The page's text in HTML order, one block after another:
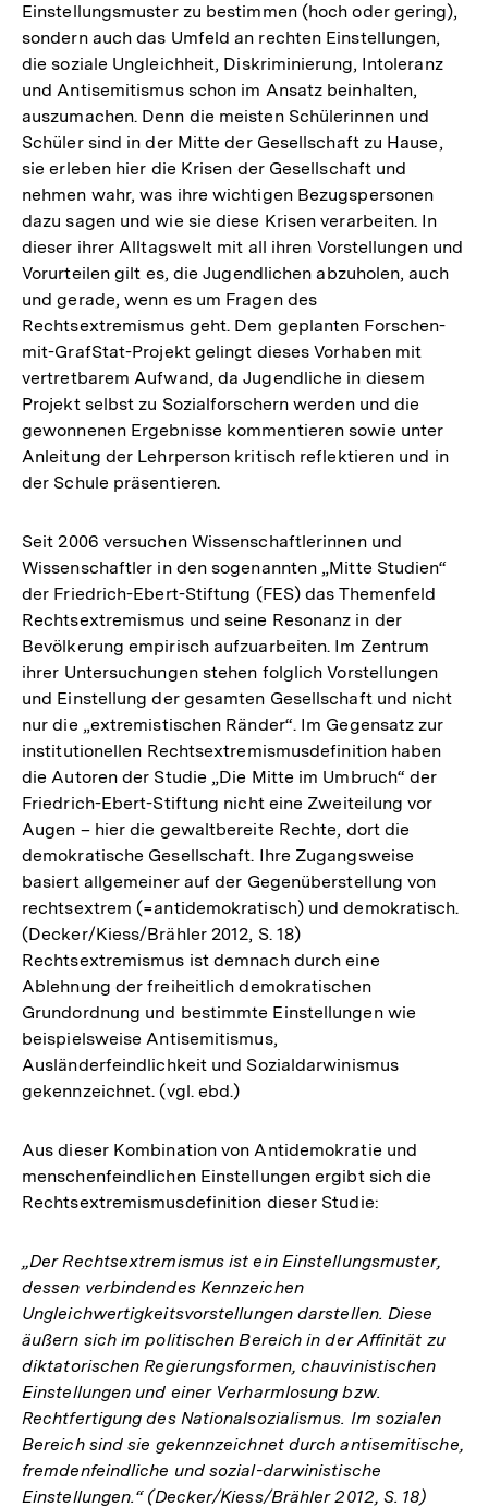
Einstellungsmuster zu bestimmen (hoch oder gering),
sondern auch das Umfeld an rechten Einstellungen,
die soziale Ungleichheit, Diskriminierung, Intoleranz
und Antisemitismus schon im Ansatz beinhalten,
auszumachen. Denn die meisten Schülerinnen und
Schüler sind in der Mitte der Gesellschaft zu Hause,
sie erleben hier die Krisen der Gesellschaft und
nehmen wahr, was ihre wichtigen Bezugspersonen
dazu sagen und wie sie diese Krisen verarbeiten. In
dieser ihrer Alltagswelt mit all ihren Vorstellungen und
Vorurteilen gilt es, die Jugendlichen abzuholen, auch
und gerade, wenn es um Fragen des
Rechtsextremismus geht. Dem geplanten Forschen-
mit-GrafStat-Projekt gelingt dieses Vorhaben mit
vertretbarem Aufwand, da Jugendliche in diesem
Projekt selbst zu Sozialforschern werden und die
gewonnenen Ergebnisse kommentieren sowie unter
Anleitung der Lehrperson kritisch reflektieren und in
der Schule präsentieren.
Seit 2006 versuchen Wissenschaftlerinnen und
Wissenschaftler in den sogenannten „Mitte Studien“
der Friedrich-Ebert-Stiftung (FES) das Themenfeld
Rechtsextremismus und seine Resonanz in der
Bevölkerung empirisch aufzuarbeiten. Im Zentrum
ihrer Untersuchungen stehen folglich Vorstellungen
und Einstellung der gesamten Gesellschaft und nicht
nur die „extremistischen Ränder“. Im Gegensatz zur
institutionellen Rechtsextremismusdefinition haben
die Autoren der Studie „Die Mitte im Umbruch“ der
Friedrich-Ebert-Stiftung nicht eine Zweiteilung vor
Augen – hier die gewaltbereite Rechte, dort die
demokratische Gesellschaft. Ihre Zugangsweise
basiert allgemeiner auf der Gegenüberstellung von
rechtsextrem (=antidemokratisch) und demokratisch.
(Decker/Kiess/Brähler 2012, S. 18)
Rechtsextremismus ist demnach durch eine
Ablehnung der freiheitlich demokratischen
Grundordnung und bestimmte Einstellungen wie
beispielsweise Antisemitismus,
Ausländerfeindlichkeit und Sozialdarwinismus
gekennzeichnet. (vgl. ebd.)
Aus dieser Kombination von Antidemokratie und
menschenfeindlichen Einstellungen ergibt sich die
Rechtsextremismusdefinition dieser Studie:
„Der Rechtsextremismus ist ein Einstellungsmuster,
dessen verbindendes Kennzeichen
Ungleichwertigkeitsvorstellungen darstellen. Diese
äußern sich im politischen Bereich in der Affinität zu
diktatorischen Regierungsformen, chauvinistischen
Einstellungen und einer Verharmlosung bzw.
Rechtfertigung des Nationalsozialismus. Im sozialen
Bereich sind sie gekennzeichnet durch antisemitische,
fremdenfeindliche und sozial-darwinistische
Einstellungen.“ (Decker/Kiess/Brähler 2012, S. 18)